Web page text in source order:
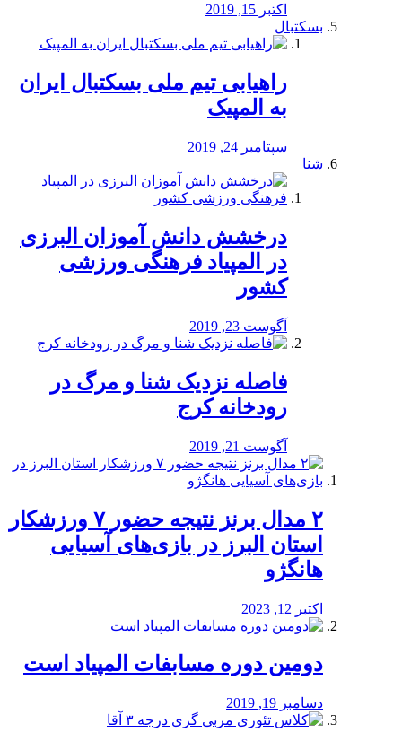
اکتبر 15, 2019
بسکتبال
راهیابی تیم ملی بسکتبال ایران
به المپیک
سپتامبر 24, 2019
شنا
درخشش دانش آموزان البرزی
در المپیاد فرهنگی ورزشی
کشور
آگوست 23, 2019
️فاصله نزدیک شنا و مرگ در
رودخانه کرج
آگوست 21, 2019
۲ مدال برنز نتیجه حضور ۷ ورزشکار
استان البرز در بازی‌های آسیایی
هانگژو
اکتبر 12, 2023
دومین دوره مسابفات المپیاد است
دسامبر 19, 2019